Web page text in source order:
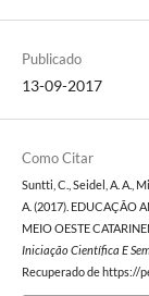
Publicado
13-09-2017
Como Citar
Suntti, C., Seidel, A. A.,
A. (2017). EDUCAÇÃO
MEIO OESTE
Iniciação Científica E
Recuperado de https://